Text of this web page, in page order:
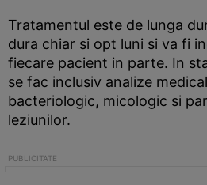
Tratamentul este de lunga
dura chiar si opt luni si va fi
fiecare pacient in parte. In
se fac inclusiv analize
bacteriologic, micologic si
leziunilor.